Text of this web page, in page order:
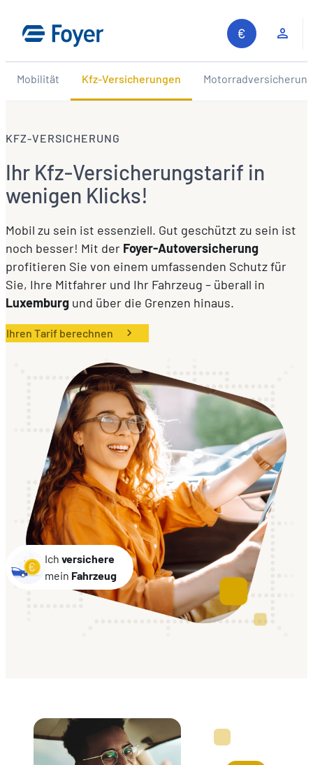
Inhalt
springen
Auf unserer Website suchen
Mobilität Kfz-Versicherungen Motorradversicherung
KFZ-VERSICHERUNG
Ihr Kfz-Versicherungstarif in
wenigen Klicks!
Mobil zu sein ist essenziell. Gut geschützt zu sein ist
noch besser! Mit der Foyer-Autoversicherung
profitieren Sie von einem umfassenden Schutz für
Sie, Ihre Mitfahrer und Ihr Fahrzeug – überall in
Luxemburg und über die Grenzen hinaus.
Ihren Tarif berechnen
Ich versichere
mein Fahrzeug